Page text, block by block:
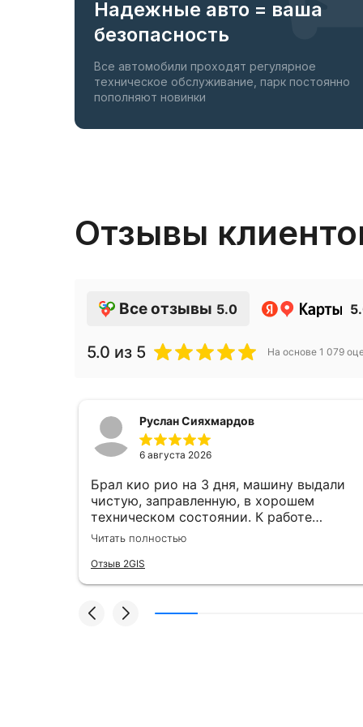
Надежные авто = ваша
безопасность
Все автомобили проходят регулярное
техническое обслуживание, парк постоянно
пополняют новинки
Отзывы
Все отзывы 5.0
5.0 из 5 На основе 1 079
Руслан Сияхмардов
6 августа 2026
Брал кио рио на 3 дня, машину выдали
чистую, заправленную, в хорошем
техническом состоянии. К работе
менеджера вопрос нет, все подробно
спасибо команде Cars&Go
Читать полностью
Отзыв 2GIS